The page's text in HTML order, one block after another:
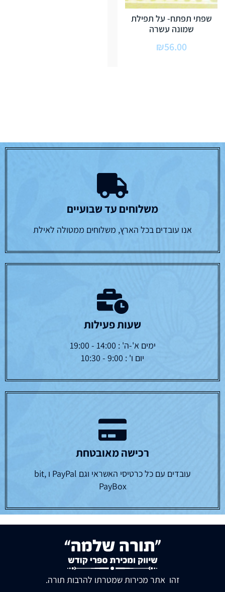
שפתי תפתח- על תפילת
שמונה עשרה
₪56.00
משלוחים עד שבועיים
אנו עובדים בכל הארץ, משלוחים ממטולה לאילת
שעות פעילות
ימים א'-ה' : 14:00 - 19:00
יום ו' : 9:00 - 10:30
רכישה מאובטחת
עובדים עם כל כרטיסי האשראי וגם PayPal ו bit,
PayBox
זהו אתר מכירות שמטרתו להרבות תורה.